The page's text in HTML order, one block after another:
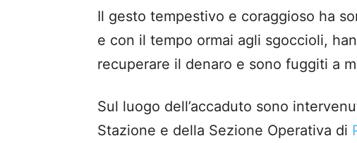
Il gesto tempestivo e coraggioso ha
e con il tempo ormai agli sgoccioli,
recuperare il denaro e sono fuggiti a
Sul luogo dell’accaduto sono
Stazione e della Sezione Operativa di